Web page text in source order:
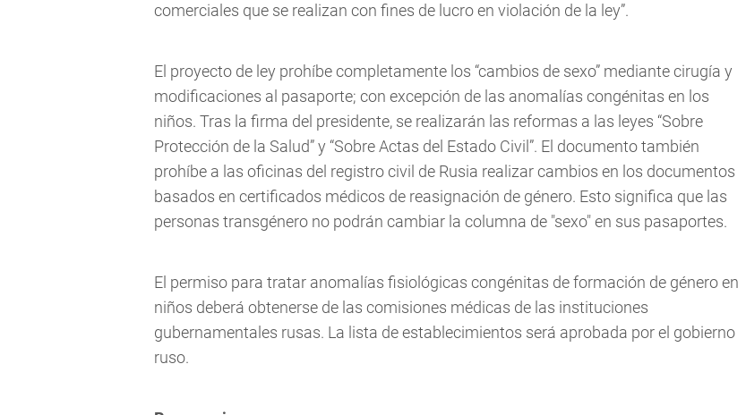
comerciales que se realizan con fines de lucro en violación de la ley”.
El proyecto de ley prohíbe completamente los “cambios de sexo” mediante cirugía y
modificaciones al pasaporte; con excepción de las anomalías congénitas en los
niños. Tras la firma del presidente, se realizarán las reformas a las leyes “Sobre
Protección de la Salud” y “Sobre Actas del Estado Civil”. El documento también
prohíbe a las oficinas del registro civil de Rusia realizar cambios en los documentos
basados en certificados médicos de reasignación de género. Esto significa que las
personas transgénero no podrán cambiar la columna de "sexo" en sus pasaportes.
El permiso para tratar anomalías fisiológicas congénitas de formación de género en
niños deberá obtenerse de las comisiones médicas de las instituciones
gubernamentales rusas. La lista de establecimientos será aprobada por el gobierno
ruso.